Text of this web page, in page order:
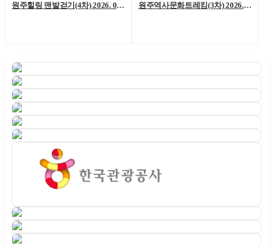
원주힐링 맨발걷기(4차) 2026. 06. 06. (토) 원주역사문화트레킹(3차) 2026. 05. 23.(토)